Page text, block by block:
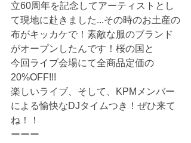
立60周年を記念してアーティストとし
て現地に赴きました...その時のお土産の
布がキッカケで！素敵な服のブランド
がオープンしたんです！桜の国と
今回ライブ会場にて全商品定価の
20%OFF!!!
楽しいライブ、そして、KPMメンバー
による愉快なDJタイムつき！ぜひ来て
ね！！
ーーー